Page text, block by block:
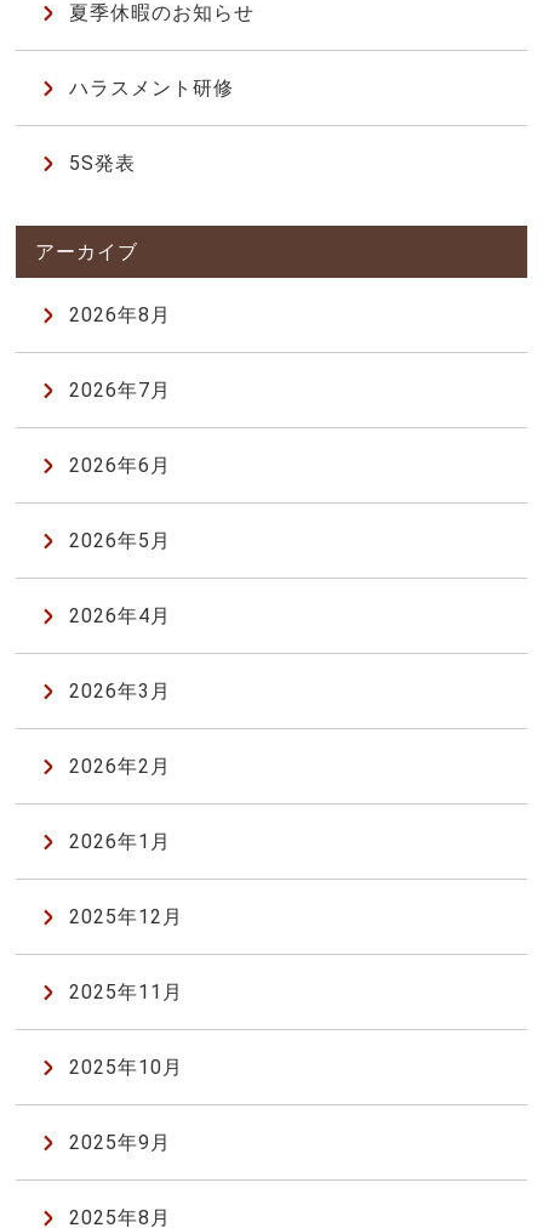
夏季休暇のお知らせ
ハラスメント研修
5S発表
2026年8月
2026年7月
2026年6月
2026年5月
2026年4月
2026年3月
2026年2月
2026年1月
2025年12月
2025年11月
2025年10月
2025年9月
2025年8月